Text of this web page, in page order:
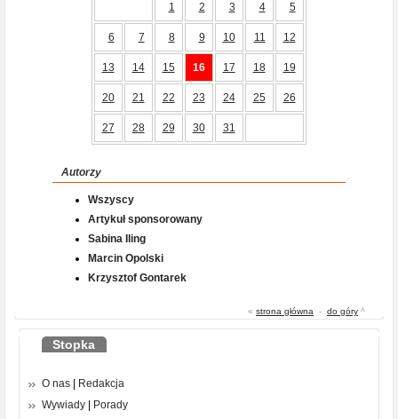
1
2 3 4 5
6 7 8 9 10 11 12
13 14 15 16 17 18 19
20 21 22 23 24 25 26
27 28 29 30 31
Autorzy
Wszyscy
Artykuł sponsorowany
Sabina Iling
Marcin Opolski
Krzysztof Gontarek
« strona główna - do góry ^
Stopka
O nas
Redakcja
Wywiady
Porady